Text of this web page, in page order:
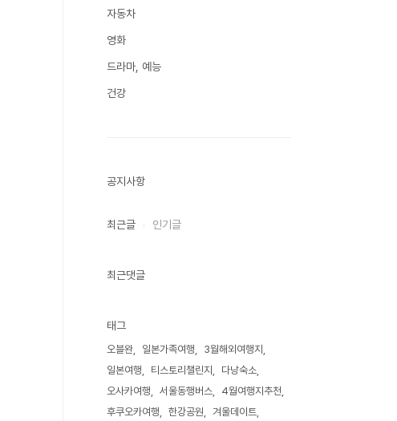
자동차
영화
드라마, 예능
건강
공지사항
최근글 인기글
최근댓글
태그
오블완 일본가족여행
3월해외여행지
일본여행
티스토리챌린지
다낭숙소
오사카여행
서울동행버스
4월여행지추천
후쿠오카여행
한강공원
겨울데이트